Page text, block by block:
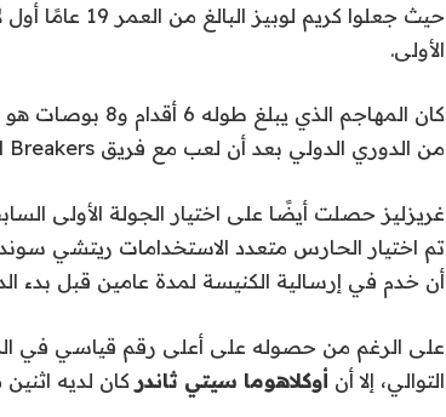
حيث جعلوا
الأولى.
كان المهاجم الذي
من الدوري الدولي بعد أن لعب مع فريق New Zealand Breakers في الموسمين الماضيين.
غريزليز حصلت أيضًا على اختيار الجولة الأولى
أن خدم في إرسالية الكنيسة لمدة عامين قبل بدء
على الرغم من حصوله على أعلى رقم قياسي في
التوالي، إلا أن أوكلاهوما سيتي ثاندر كان لديه اثنين من